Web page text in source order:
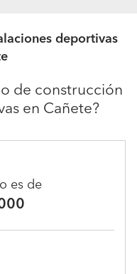
deportivas
de construcción
en Cañete?
es de